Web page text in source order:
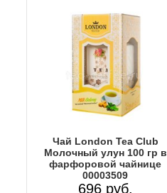
Чай London Tea Club
Молочный улун 100 гр в
фарфоровой чайнице
00003509
696 руб.